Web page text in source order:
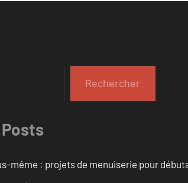
Rechercher
même : projets de menuiserie pour